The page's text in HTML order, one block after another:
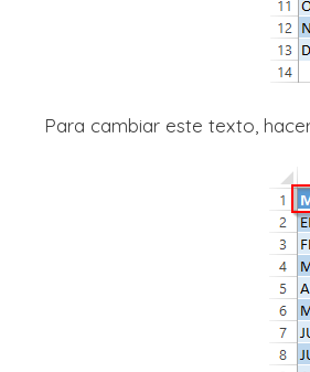
Para cambiar este texto,